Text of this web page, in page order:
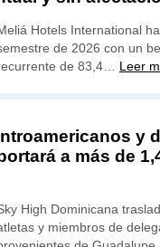
Hotels International
de 2026 con un
de 83,4… Leer
y
a más de
High Dominicana
y miembros de